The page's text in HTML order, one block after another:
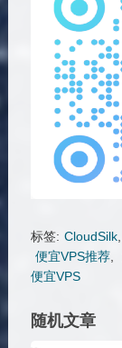
标签: CloudSilk,
便宜VPS推荐,
便宜VPS
随机文章